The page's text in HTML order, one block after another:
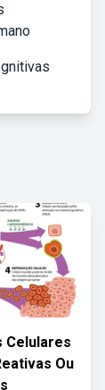
Celulares
Ou